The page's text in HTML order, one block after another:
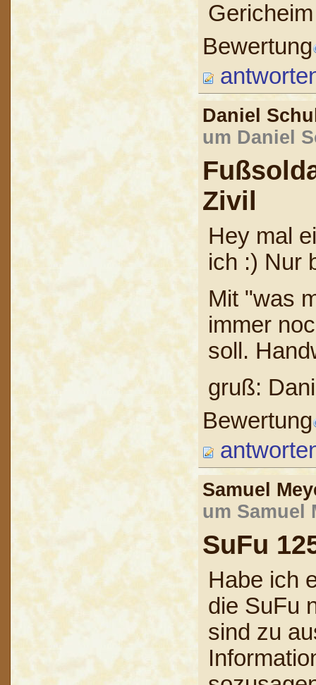
Gericheim
Bewertung
Daniel
um Daniel
Zivil
Hey mal
ich :) Nur
Mit "was
immer
soll.
gruß:
Bewertung
Samuel
um Samuel
SuFu
Habe ich
die SuFu
sind zu